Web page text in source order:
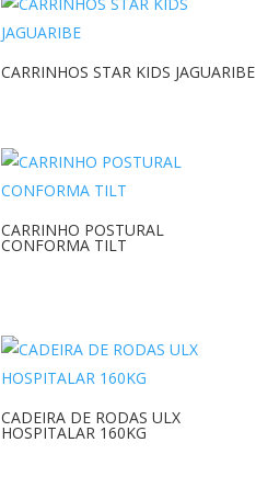
CARRINHOS STAR KIDS JAGUARIBE
CARRINHO POSTURAL
CONFORMA TILT
CADEIRA DE RODAS ULX
HOSPITALAR 160KG